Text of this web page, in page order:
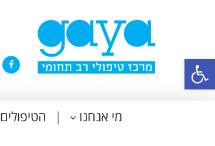
פתח סרגל נגישות
מי אנחנו הטיפולים